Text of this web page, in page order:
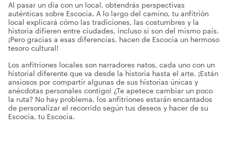
Al pasar un día con un local, obtendrás perspectivas
auténticas sobre Escocia. A lo largo del camino, tu anfitrión
local explicará cómo las tradiciones, las costumbres y la
historia difieren entre ciudades, incluso si son del mismo país.
¡Pero gracias a esas diferencias, hacen de Escocia un hermoso
tesoro cultural!
Los anfitriones locales son narradores natos, cada uno con un
historial diferente que va desde la historia hasta el arte. ¡Están
ansiosos por compartir algunas de sus historias únicas y
anécdotas personales contigo! ¿Te apetece cambiar un poco
la ruta? No hay problema, los anfitriones estarán encantados
de personalizar el recorrido según tus deseos y hacer de su
Escocia, tu Escocia.